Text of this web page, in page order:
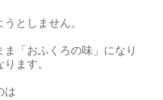
としません。
「おふくろの味」になり
ます。
は